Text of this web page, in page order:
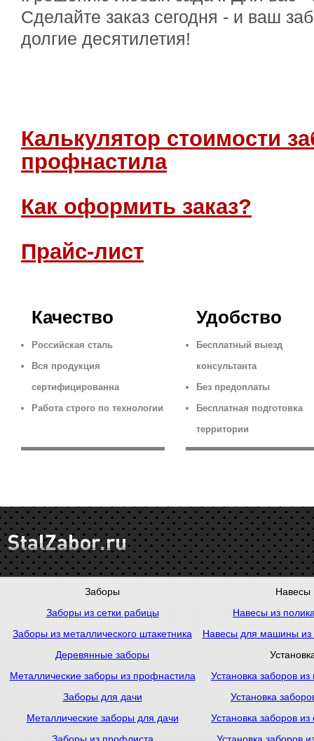
Сделайте заказ сегодня - и ваш
долгие десятилетия!
Калькулятор стоимости
профнастила
Как оформить заказ?
Прайс-лист
Качество
Российская сталь
Вся продукция
сертифицированна
Работа строго по технологии
Удобство
Бесплатный выезд
консультанта
Без предоплаты
Бесплатная подготовка
территории
Заборы
Навесы
Заборы из сетки рабицы
Навесы из
Заборы из металлического штакетника
Навесы для машины из
Деревянные заборы
Металлические заборы из профнастила
Установка заборов
Заборы для дачи
Установка
Металлические заборы для дачи
Установка заборов